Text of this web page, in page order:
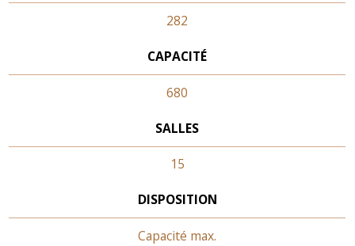
282
CAPACITÉ
680
SALLES
15
DISPOSITION
Capacité max.